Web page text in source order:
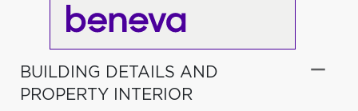
BUILDING DETAILS AND
PROPERTY INTERIOR